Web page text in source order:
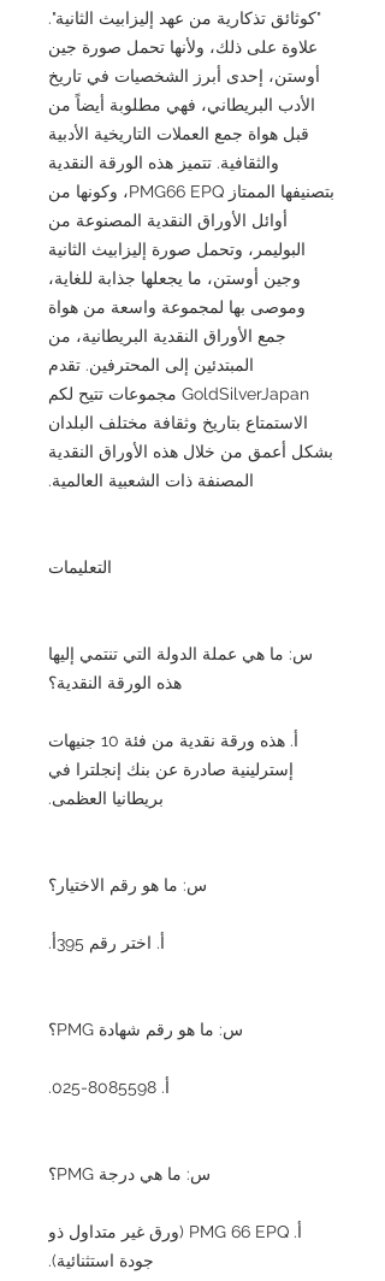
"كوثائق تذكارية من عهد إليزابيث الثانية".
علاوة على ذلك، ولأنها تحمل صورة جين
أوستن، إحدى أبرز الشخصيات في تاريخ
الأدب البريطاني، فهي مطلوبة أيضاً من
قبل هواة جمع العملات التاريخية الأدبية
والثقافية. تتميز هذه الورقة النقدية
بتصنيفها الممتاز PMG66 EPQ، وكونها من
أوائل الأوراق النقدية المصنوعة من
البوليمر، وتحمل صورة إليزابيث الثانية
وجين أوستن، ما يجعلها جذابة للغاية،
وموصى بها لمجموعة واسعة من هواة
جمع الأوراق النقدية البريطانية، من
المبتدئين إلى المحترفين. تقدم
GoldSilverJapan مجموعات تتيح لكم
الاستمتاع بتاريخ وثقافة مختلف البلدان
بشكل أعمق من خلال هذه الأوراق النقدية
المصنفة ذات الشعبية العالمية.
التعليمات
س: ما هي عملة الدولة التي تنتمي إليها
هذه الورقة النقدية؟
أ. هذه ورقة نقدية من فئة 10 جنيهات
إسترلينية صادرة عن بنك إنجلترا في
بريطانيا العظمى.
س: ما هو رقم الاختيار؟
أ. اختر رقم 395أ.
س: ما هو رقم شهادة PMG؟
أ. 8085598-025.
س: ما هي درجة PMG؟
أ. PMG 66 EPQ (ورق غير متداول ذو
جودة استثنائية).